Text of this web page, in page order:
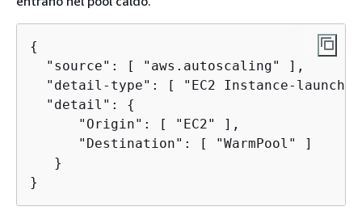
{
  "source": [ "aws.autoscaling" ],
"detail-type": [ "EC2 Instance-launch
  "detail":
{
      "Origin": [ "EC2" ],
      "Destination": [ "WarmPool" ]
   }
}